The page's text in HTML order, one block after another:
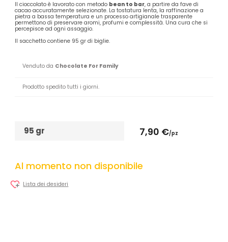
Il cioccolato è lavorato con metodo bean to bar, a partire da fave di
cacao accuratamente selezionate. La tostatura lenta, la raffinazione a
pietra a bassa temperatura e un processo artigianale trasparente
permettono di preservare aromi, profumi e complessità. Una cura che si
percepisce ad ogni assaggio.
Il sacchetto contiene 95 gr di biglie.
Venduto da Chocolate For Family
Prodotto spedito tutti i giorni.
95 gr 7,90 €/pz
Al momento non disponibile
Lista dei desideri